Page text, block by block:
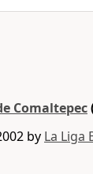
Comaltepec
by La Liga